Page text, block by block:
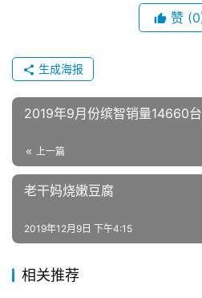
娱
乐
综
房
家
具
赞
生成海报
2019年9月份缤智销量14660
上一篇
老干妈烧嫩豆腐
2019年12月9日 下午4:15
相关推荐